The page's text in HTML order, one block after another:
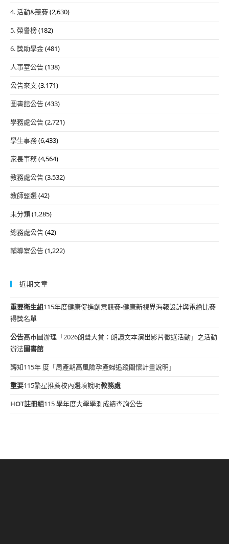
4. 活動&競賽(2,630)
5. 榮譽榜(182)
6. 獎助學金(481)
人事室公告(138)
公告來文(3,171)
圖書館公告(433)
學務處公告(2,721)
學生事務(6,433)
家長事務(4,564)
教務處公告(3,532)
教師甄選(42)
未分類(1,285)
總務處公告(42)
輔導室公告(1,222)
近期文章
重要衛生組115年度健康促進創意競賽-健康新視界海報設計與電繪比賽
得獎名單
公告高市圖辦理「2026朗聲大賞：朗讀文本演出影片徵選活動」之活動
辦法圖書館
轉知115年 度「周產期高風險孕產婦追蹤關懷計畫說明」
重要115繁星推薦校內選填說明教務處
HOT註冊組115 學年度大學學測成績查詢公告